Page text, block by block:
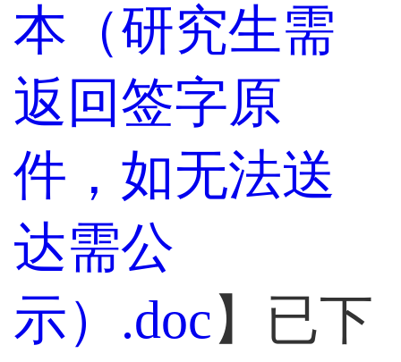
本（研究生需
返回签字原
件，如无法送
达需公
示）.doc】已下